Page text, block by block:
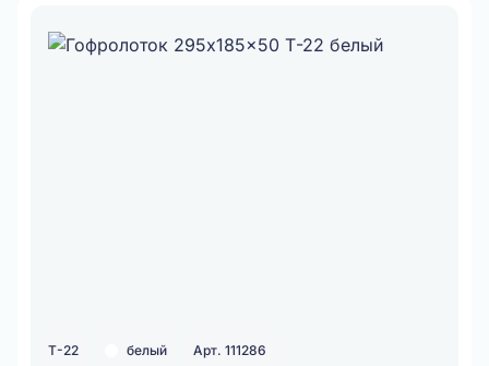
Т-22 белый Арт. 111286